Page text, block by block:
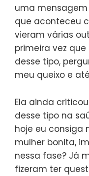
uma mensagem
que aconteceu
vieram várias
primeira vez
desse tipo,
meu queixo e
Ela ainda
desse tipo na
hoje eu consiga
mulher bonita,
nessa fase? Já
fizeram ter